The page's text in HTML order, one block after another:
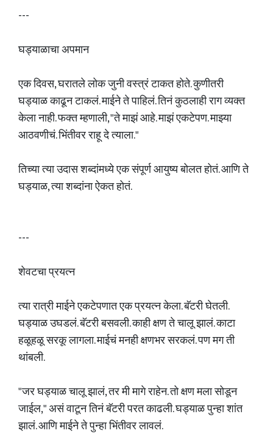
---
घड्याळाचा अपमान
एक दिवस, घरातले लोक जुनी वस्त्रं टाकत होते. कुणीतरी
घड्याळ काढून टाकलं. माईने ते पाहिलं. तिनं कुठलाही राग व्यक्त
केला नाही. फक्त म्हणाली, "ते माझं आहे. माझं एकटेपण. माझ्या
आठवणीचं. भिंतीवर राहू दे त्याला."
तिच्या त्या उदास शब्दांमध्ये एक संपूर्ण आयुष्य बोलत होतं. आणि ते
घड्याळ, त्या शब्दांना ऐकत होतं.
---
शेवटचा प्रयत्न
त्या रात्री माईने एकटेपणात एक प्रयत्न केला. बॅटरी घेतली.
घड्याळ उघडलं. बॅटरी बसवली. काही क्षण ते चालू झालं. काटा
हळूहळू सरकू लागला. माईचं मनही क्षणभर सरकलं. पण मग ती
थांबली.
"जर घड्याळ चालू झालं, तर मी मागे राहेन. तो क्षण मला सोडून
जाईल," असं वाटून तिनं बॅटरी परत काढली. घड्याळ पुन्हा शांत
झालं. आणि माईने ते पुन्हा भिंतीवर लावलं.